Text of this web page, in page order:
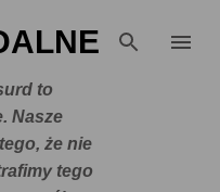
zawartości
to
Nasze
że nie
tego